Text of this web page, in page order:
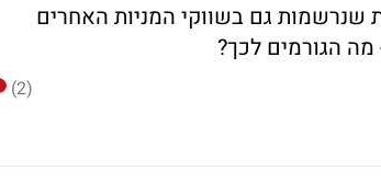
שנרשמות גם בשווקי המניות האחרים
הגורמים לכך?
(2)